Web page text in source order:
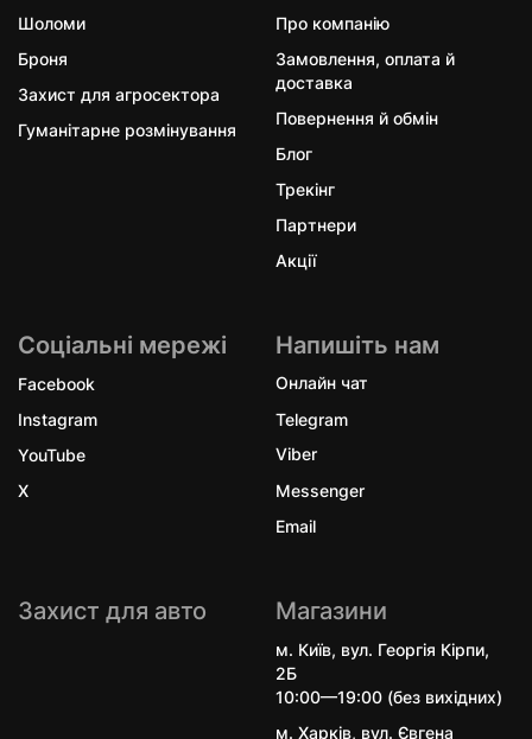
Шоломи
Броня
Захист для агросектора
Гуманітарне розмінування
Про компанію
Замовлення, оплата й
доставка
Повернення й обмін
Блог
Трекінг
Партнери
Акції
Соціальні мережі
Facebook
Instagram
YouTube
X
Напишіть нам
Онлайн чат
Telegram
Viber
Messenger
Email
Захист для авто Магазини
м. Київ, вул. Георгія Кірпи,
2Б
10:00—19:00 (без вихідних)
м. Харків, вул. Євгена